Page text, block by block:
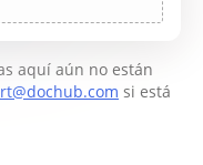
aquí aún no están
si está